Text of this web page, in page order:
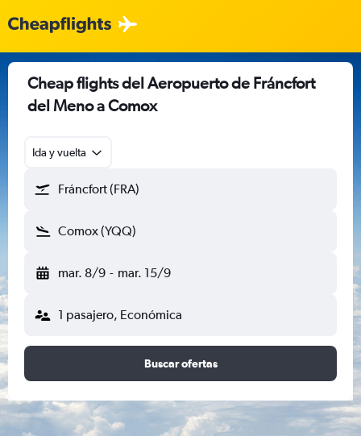
Cheap flights del Aeropuerto de Fráncfort
del Meno a Comox
Ida y vuelta
Fráncfort (FRA)
Comox (YQQ)
mar. 8/9 - mar. 15/9
1 pasajero, Económica
Buscar ofertas